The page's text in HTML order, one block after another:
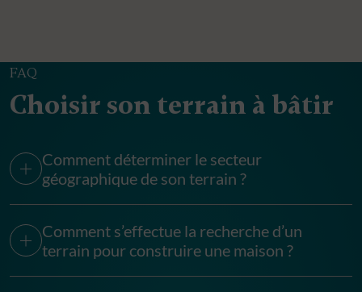
FAQ
Choisir son terrain à bâtir
Comment déterminer le secteur
géographique de son terrain ?
Comment s’effectue la recherche d’un
terrain pour construire une maison ?